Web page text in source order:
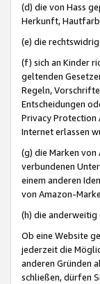
(d) die von Hass
Herkunft,
(e) die
(f) sich an Kinder
geltenden
Regeln,
Entscheidungen
Privacy Protection
Internet erlassen
(g) die Marken
verbundenen
einem anderen
von Amazon-
(h) die
Ob eine Website
jederzeit die
anderen Gründen
schließen, dürfen